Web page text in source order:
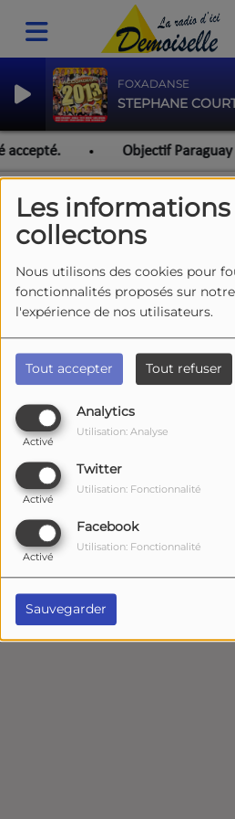
Les
collectons
Nous utilisons des cookies pour
fonctionnalités proposés sur
l'expérience de nos utilisateurs.
Tout accepter Tout refuser
Analytics
Activé
Utilisation: Analyse
Twitter
Activé
Utilisation: Fonctionnalité
Facebook
Activé
Utilisation: Fonctionnalité
Sauvegarder
FOXADANSE
STEPHANE
Objectif
Barbeuc
Copyright © Média plus - Demoiselle
confidentialité|Mentions légales